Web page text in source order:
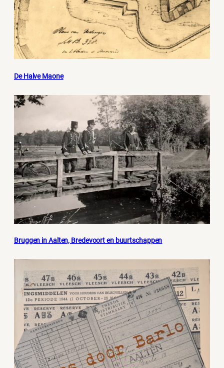
De Halve Maone
Bruggen in Aalten, Bredevoort en buurtschappen